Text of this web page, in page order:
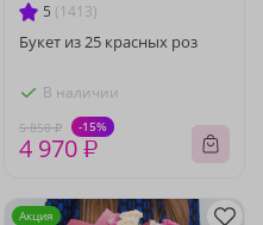
5 (1413)
Букет из 25 красных роз
В наличии
5 850 ₽ -15%
4 970 ₽
Акция